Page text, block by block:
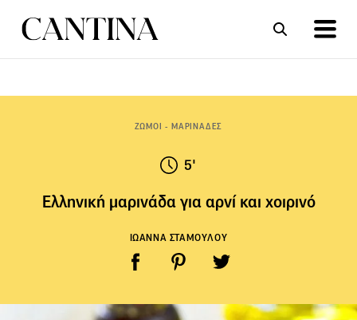
ΖΩΜΟΙ - ΜΑΡΙΝΑΔΕΣ
5'
Ελληνική μαρινάδα για αρνί και χοιρινό
ΙΩΑΝΝΑ ΣΤΑΜΟΥΛΟΥ